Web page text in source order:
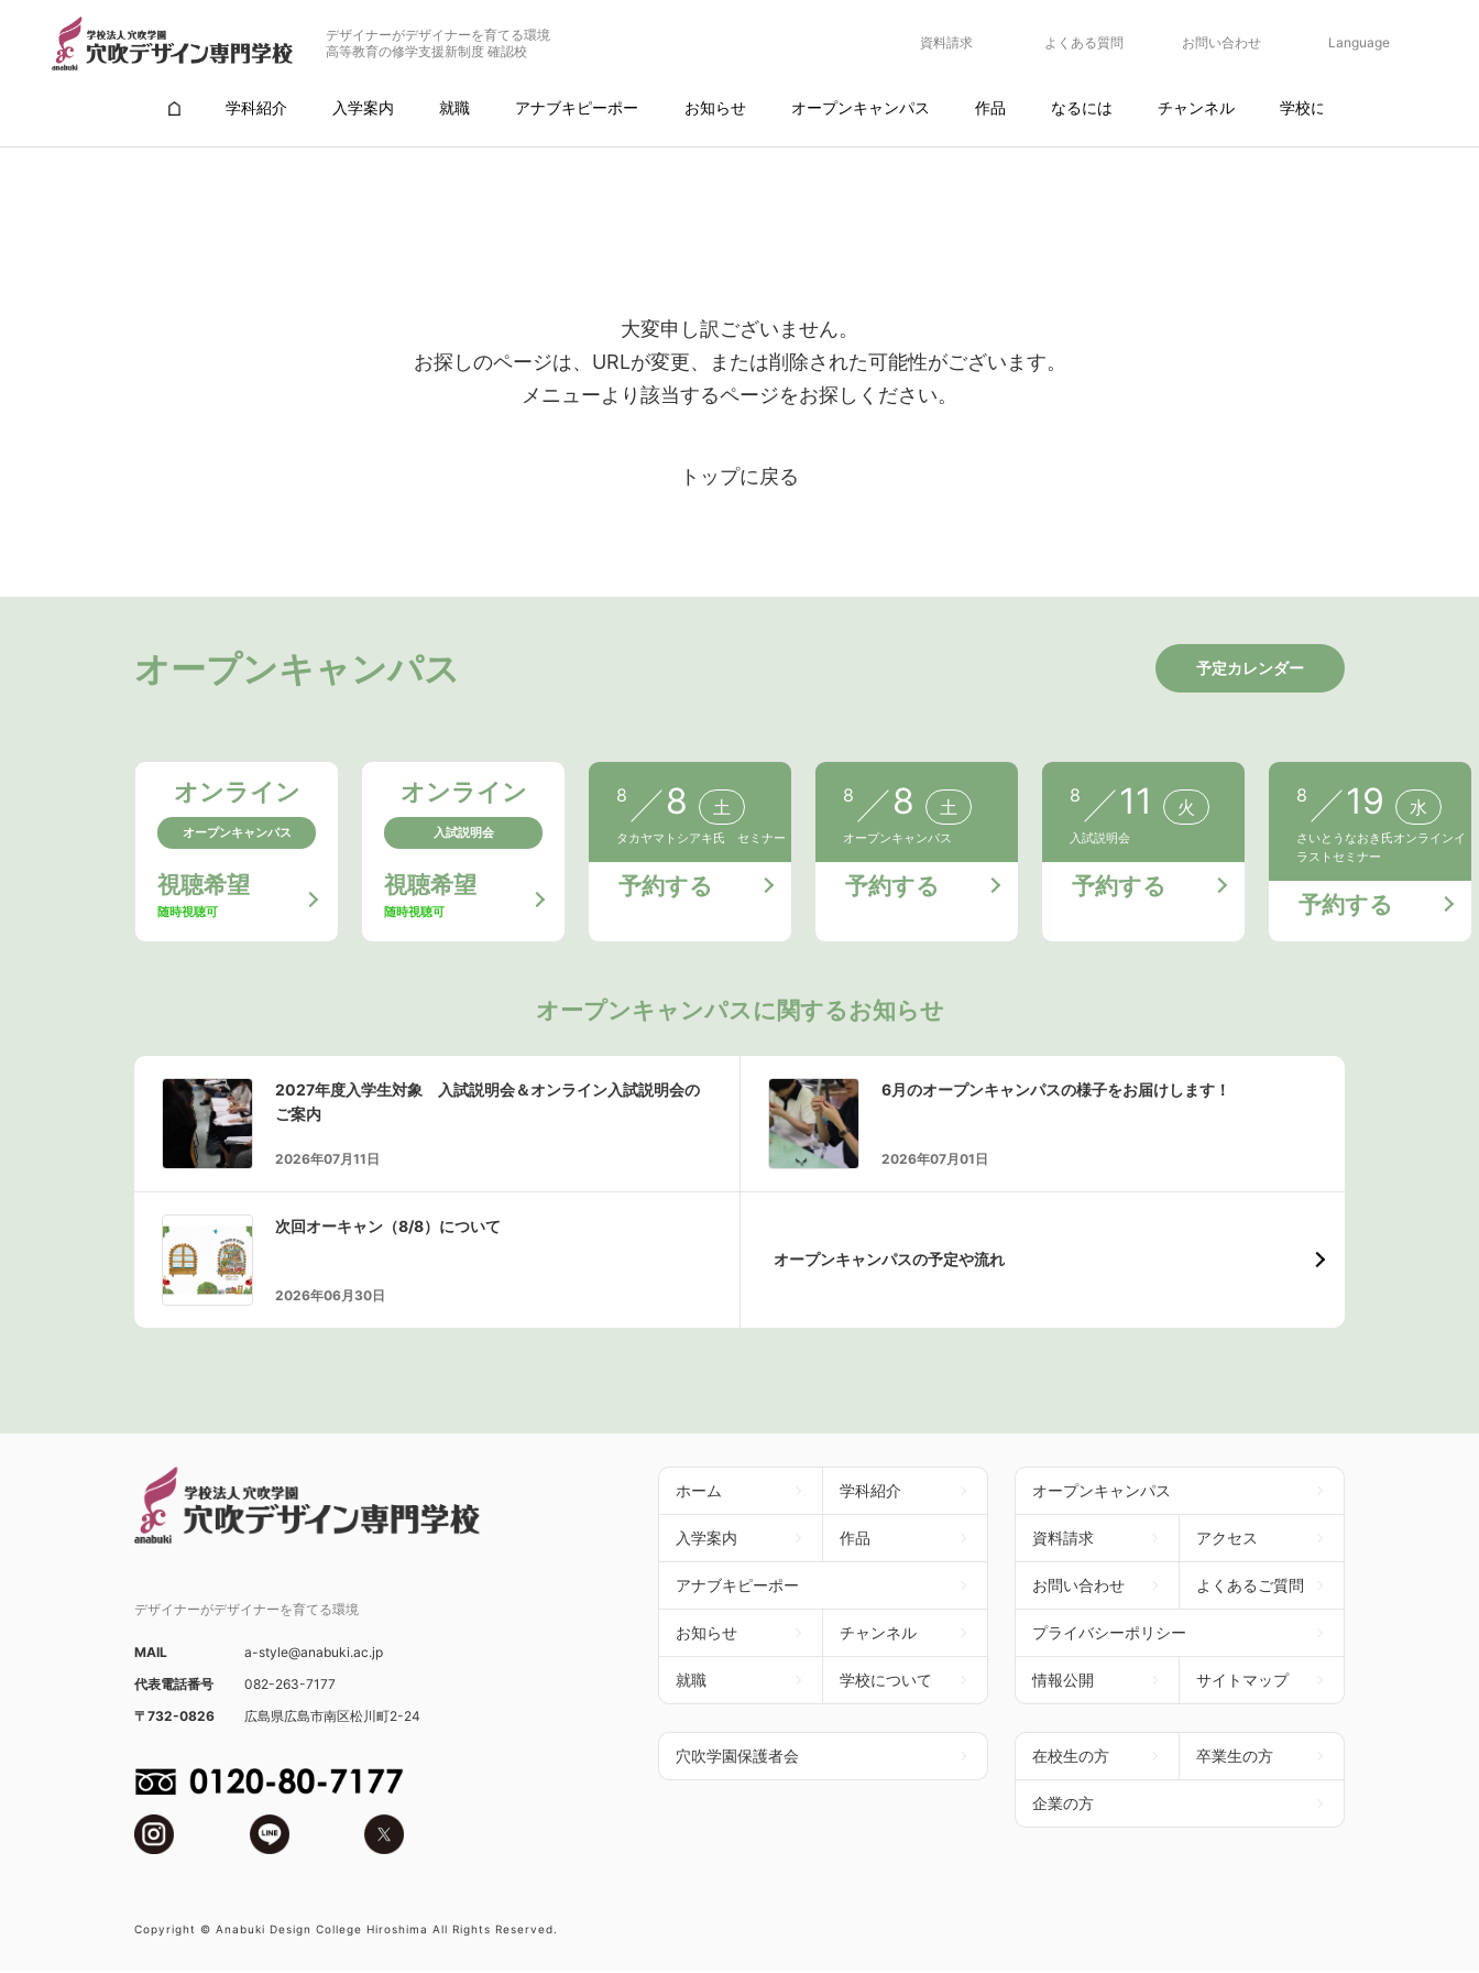
デザイナーがデザイナーを育てる環境
高等教育の修学支援新制度 確認校
資料請求 よくある質問 お問い合わせ Language
学科紹介 入学案内 就職 アナブキピーポー お知らせ オープンキャンパス 作品 なるには チャンネル 学校について
大変申し訳ございません。
お探しのページは、URLが変更、または削除された可能性がございます。
メニューより該当するページをお探しください。
トップに戻る
オープンキャンパス 予定カレンダー
オンライン
オープンキャンパス
視聴希望
随時視聴可
オンライン
入試説明会
視聴希望
随時視聴可
8 8 土
タカヤマトシアキ氏 セミナー
予約する
8 8 土
オープンキャンパス
予約する
8 11 火
入試説明会
予約する
8 19 水
さいとうなおき氏オンラインイ
ラストセミナー
予約する
オープンキャンパスに関するお知らせ
2027年度入学生対象 入試説明会＆オンライン入試説明会の
ご案内
2026年07月11日
6月のオープンキャンパスの様子をお届けします！
2026年07月01日
次回オーキャン（8/8）について
2026年06月30日
オープンキャンパスの予定や流れ
デザイナーがデザイナーを育てる環境
MAIL
a-style@anabuki.ac.jp
代表電話番号
082-263-7177
〒732-0826
広島県広島市南区松川町2-24
ホーム 学科紹介
入学案内 作品
アナブキピーポー
お知らせ チャンネル
就職 学校について
穴吹学園保護者会
オープンキャンパス
資料請求 アクセス
お問い合わせ よくあるご質問
プライバシーポリシー
情報公開 サイトマップ
在校生の方 卒業生の方
企業の方
Copyright © Anabuki Design College Hiroshima All Rights Reserved.